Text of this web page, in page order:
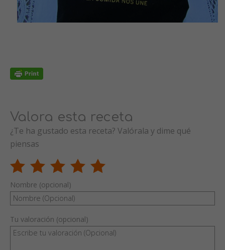
Valora esta receta
¿Te ha gustado esta receta? Valórala y dime qué
piensas
Nombre (opcional)
Tu valoración (opcional)